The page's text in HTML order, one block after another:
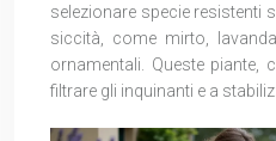
selezionare specie resistenti
siccità, come mirto,
ornamentali. Queste
filtrare gli inquinanti e a